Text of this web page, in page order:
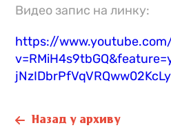
Видео запис на линку:
https://
Назад у архиву